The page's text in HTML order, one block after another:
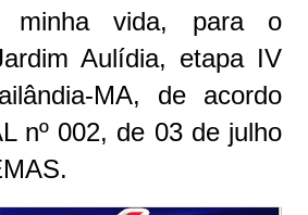
minha vida, para o
Aulídia, etapa IV
MA, de acordo
nº 002, de 03 de julho